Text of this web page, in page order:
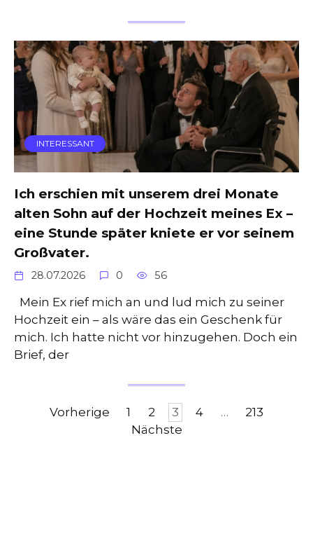
INTERESSANT
Ich erschien mit unserem drei Monate
alten Sohn auf der Hochzeit meines Ex –
eine Stunde später kniete er vor seinem
Großvater.
28.07.2026 0 56
Mein Ex rief mich an und lud mich zu seiner
Hochzeit ein – als wäre das ein Geschenk für
mich. Ich hatte nicht vor hinzugehen. Doch ein
Brief, der
Seitennummerierung
Vorherige 1 2 3 4 …
213
Nächste